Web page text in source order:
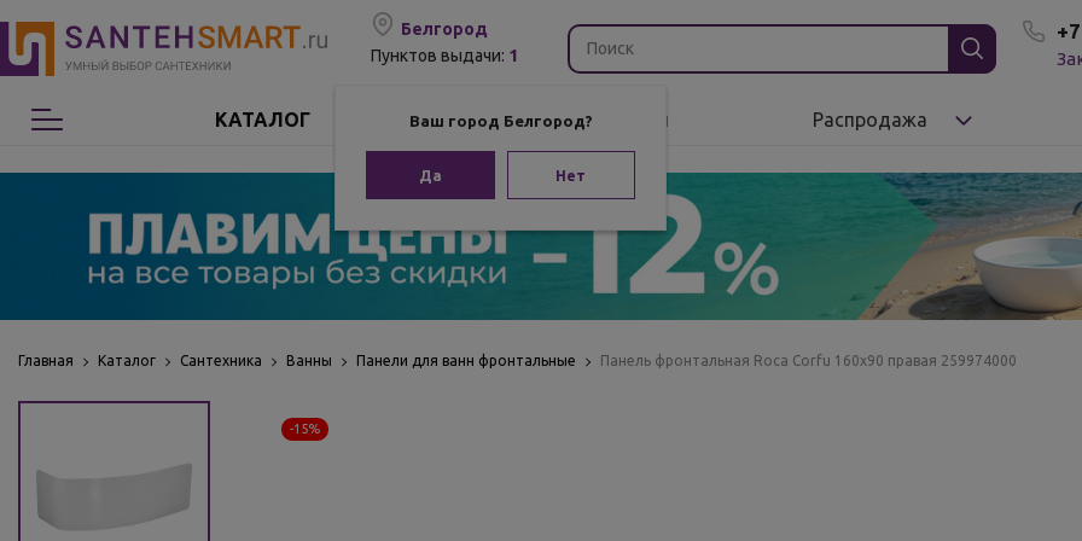
Белгород
Пунктов выдачи: 1
Ваш город Белгород?
Да Нет
КАТАЛОГ
Сантехника
Мебель для ванной
Аксессуары для ванной
Бренды Распродажа
Главная Каталог Сантехника Ванны Панели для ванн фронтальные Панель фронтальная Roca Corfu 160х90 правая 259974000
-15%